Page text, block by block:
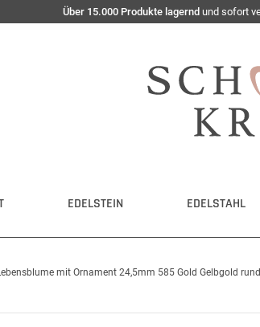
Über 15.000 Produkte lagernd und sofort
EDELSTEIN EDELSTAHL
mit Ornament 24,5mm 585 Gold Gelbgold